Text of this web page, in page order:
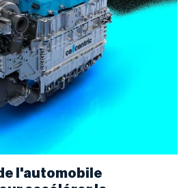
l'automobile